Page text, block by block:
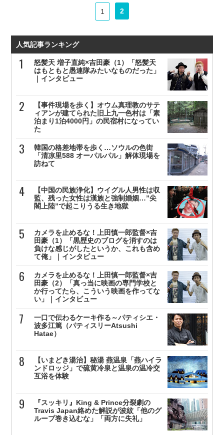
1 2
人気記事ランキング
怒髪天 増子直純×吉田豪（1）「怒髪天
はもともと愚連隊みたいなものだった」
｜インタビュー
【事件現場を歩く】オウム真理教のサテ
ィアンが建てられた旧上九一色村は「素
泊まり1泊4000円」の民宿村になってい
た
韓国の格差地帯を歩く…ソウルの色街
「清凉里588 オーパルパル」解体現場を
訪ねて
【中国の民族浄化】ウイグル人男性は収
監、残った女性は漢族と強制婚姻…”尖
閣上陸”で起こりうる生き地獄
カメラを止めるな！上田慎一郎監督×吉
田豪（1）「黒歴史のブログを消すのは
負けな感じがしたというか、これも含め
て俺」｜インタビュー
カメラを止めるな！上田慎一郎監督×吉
田豪（2）「真っ当に映画の専門学校と
か行ってたら、こういう映画を作ってな
い」｜インタビュー
一口で伝わるケーキ作る～パティシエ・
波多江篤（パティスリーAtsushi
Hatae）
【いまどき湯治】秘湯 燕温泉「燕ハイラ
ンドロッジ」で硫黄冷泉と温泉の温冷交
互浴を体験
『スッキリ』King & Prince分裂劇の
Travis Japan絡めた解説が波紋「他のグ
ループ巻き込むな」「両方に失礼」